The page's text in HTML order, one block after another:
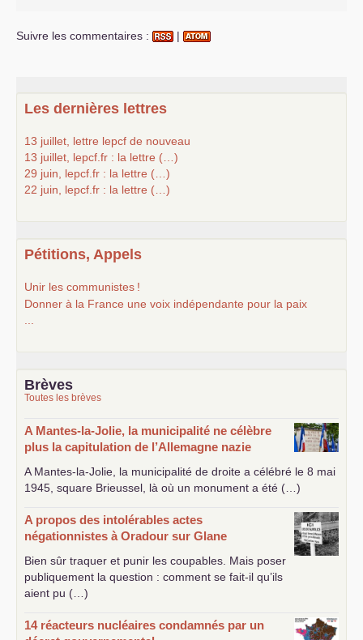
Suivre les commentaires : |
Les dernières lettres
13 juillet, lettre lepcf de nouveau
13 juillet, lepcf.fr : la lettre (…)
29 juin, lepcf.fr : la lettre (…)
22 juin, lepcf.fr : la lettre (…)
Pétitions, Appels
Unir les communistes !
Donner à la France une voix indépendante pour la paix
Brèves
Toutes les brèves
A Mantes-la-Jolie, la municipalité ne célèbre
plus la capitulation de l’Allemagne nazie
A Mantes-la-Jolie, la municipalité de droite a célébré le 8 mai
1945, square Brieussel, là où un monument a été (…)
A propos des intolérables actes
négationnistes à Oradour sur Glane
Bien sûr traquer et punir les coupables. Mais poser
publiquement la question : comment se fait-il qu’ils
aient pu (…)
14 réacteurs nucléaires condamnés par un